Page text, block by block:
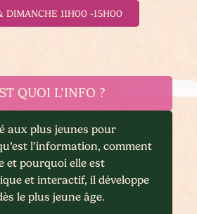
DIMANCHE 11H00 -15H00
QUOI L’INFO ?
aux plus jeunes pour
l’information, comment
et pourquoi elle est
et interactif, il développe
le plus jeune âge.